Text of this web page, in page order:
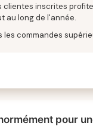
clientes inscrites
au long de l'année.
commandes
pour